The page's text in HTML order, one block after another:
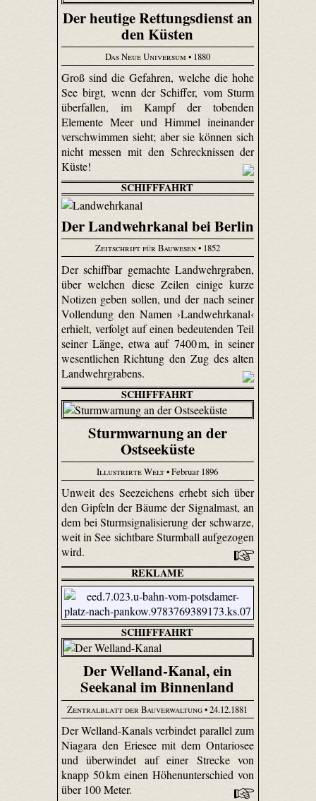
Der heutige Rettungsdienst an
den Küsten
Das Neue Universum • 1880
Groß sind die Gefahren, welche die hohe
See birgt, wenn der Schiffer, vom Sturm
überfallen, im Kampf der tobenden
Elemente Meer und Himmel ineinander
verschwimmen sieht; aber sie können sich
nicht messen mit den Schrecknissen der
Küste!
SCHIFFFAHRT
Der Landwehrkanal bei Berlin
Zeitschrift für Bauwesen• 1852
Der schiffbar gemachte Landwehrgraben,
über welchen diese Zeilen einige kurze
Notizen geben sollen, und der nach seiner
Vollendung den Namen ›Landwehrkanal‹
erhielt, verfolgt auf einen bedeutenden Teil
seiner Länge, etwa auf 7400 m, in seiner
wesentlichen Richtung den Zug des alten
Landwehrgrabens.
SCHIFFFAHRT
Sturmwarnung an der
Ostseeküste
Illustrirte Welt• Februar 1896
Unweit des Seezeichens erhebt sich über
den Gipfeln der Bäume der Signalmast, an
dem bei Sturmsignalisierung der schwarze,
weit in See sichtbare Sturmball aufgezogen
wird.
REKLAME
SCHIFFFAHRT
Der Welland-Kanal, ein
Seekanal im Binnenland
Zentralblatt der Bauverwaltung• 24.12.1881
Der Welland-Kanals verbindet parallel zum
Niagara den Eriesee mit dem Ontariosee
und überwindet auf einer Strecke von
knapp 50 km einen Höhenunterschied von
über 100 Meter.